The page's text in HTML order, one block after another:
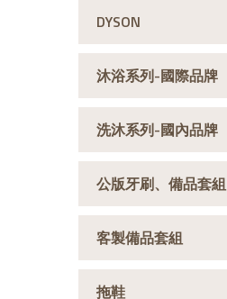
DYSON
沐浴系列-國際品牌
洗沐系列-國內品牌
公版牙刷、備品套組
客製備品套組
拖鞋